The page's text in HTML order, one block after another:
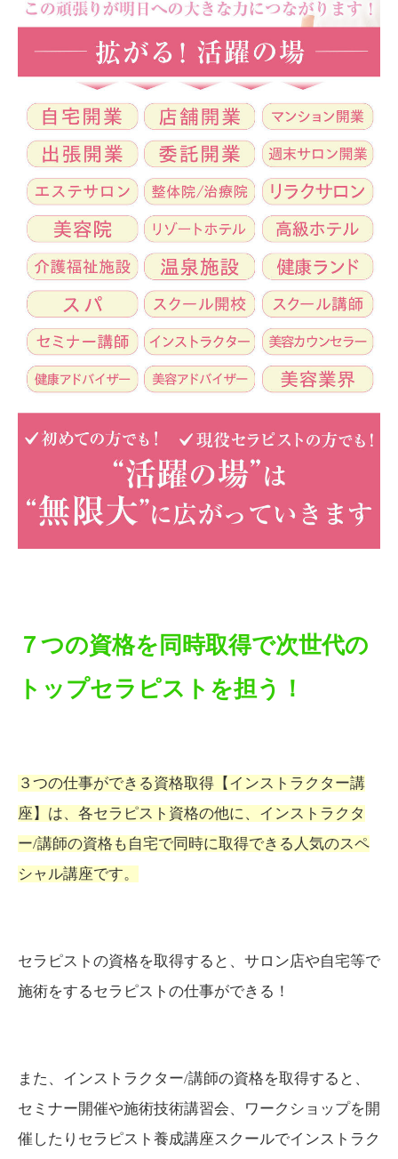
７つの資格を同時取得で次世代の
トップセラピストを担う！
３つの仕事ができる資格取得【インストラクター講
座】は、各セラピスト資格の他に、インストラクタ
ー/講師の資格も自宅で同時に取得できる人気のスペ
シャル講座です。
セラピストの資格を取得すると、サロン店や自宅等で
施術をするセラピストの仕事ができる！
また、インストラクター/講師の資格を取得すると、
セミナー開催や施術技術講習会、ワークショップを開
催したりセラピスト養成講座スクールでインストラク